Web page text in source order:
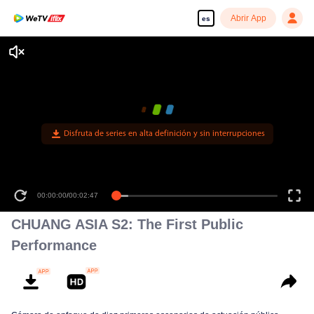
es Abrir App
Disfruta de series en alta definición y sin interrupciones
00:00:00/00:02:47
CHUANG ASIA S2: The First Public
Performance